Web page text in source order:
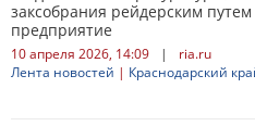
заксобрания рейдерским
предприятие
10 апреля 2026, 14:09 |
ria.ru
Лента новостей | Краснодарский